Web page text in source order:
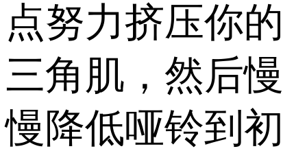
点努力挤压你的
三角肌，然后慢
慢降低哑铃到初